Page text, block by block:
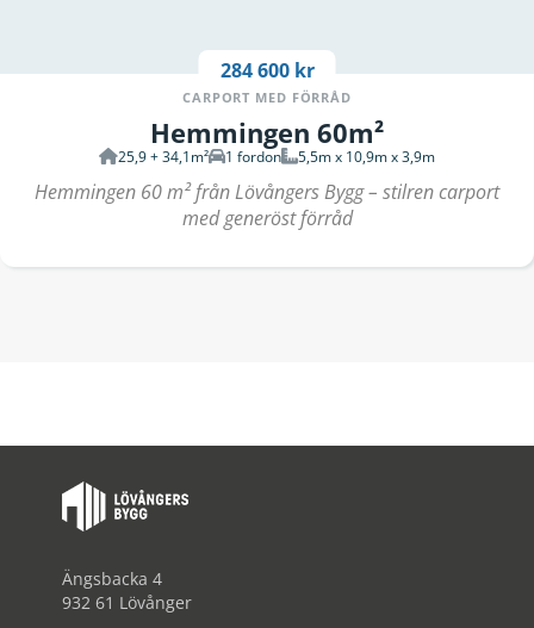
284 600 kr
CARPORT MED FÖRRÅD
Hemmingen 60m²
25,9 + 34,1m² 1 fordon 5,5m x 10,9m x 3,9m
Hemmingen 60 m² från Lövångers Bygg – stilren carport
med generöst förråd
Ängsbacka 4
932 61 Lövånger